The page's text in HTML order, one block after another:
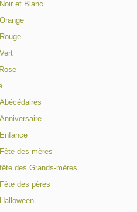
Noir et Blanc
Orange
Rouge
Vert
Rose
Abécédaires
Anniversaire
Enfance
Fête des mères
fête des Grands-mères
Fête des pères
Halloween